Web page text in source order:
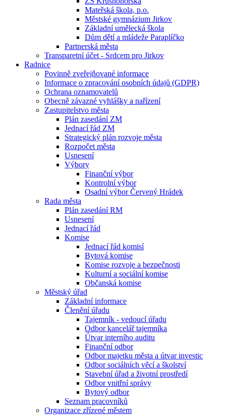
Mateřská škola, p.o.
Městské gymnázium Jirkov
Základní umělecká škola
Dům dětí a mládeže Paraplíčko
Partnerská města
Transparetní účet - Srdcem pro Jirkov
Radnice
Povinně zveřejňované informace
Informace o zpracování osobních údajů (GDPR)
Ochrana oznamovatelů
Obecně závazné vyhlášky a nařízení
Zastupitelstvo města
Plán zasedání ZM
Jednací řád ZM
Strategický plán rozvoje města
Rozpočet města
Usnesení
Výbory
Finanční výbor
Kontrolní výbor
Osadní výbor Červený Hrádek
Rada města
Plán zasedání RM
Usnesení
Jednací řád
Komise
Jednací řád komisí
Bytová komise
Komise rozvoje a bezpečnosti
Kulturní a sociální komise
Občanská komise
Městský úřad
Základní informace
Členění úřadu
Tajemník - vedoucí úřadu
Odbor kancelář tajemníka
Útvar interního auditu
Finanční odbor
Odbor majetku města a útvar investic
Odbor sociálních věcí a školství
Stavební úřad a životní prostředí
Odbor vnitřní správy
Bytový odbor
Seznam pracovníků
Organizace zřízené městem